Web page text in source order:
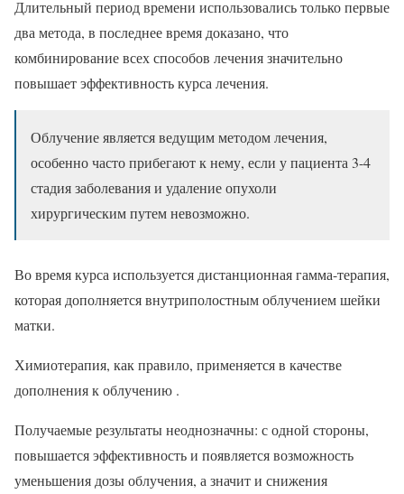
Длительный период времени использовались только первые
два метода, в последнее время доказано, что
комбинирование всех способов лечения значительно
повышает эффективность курса лечения.
Облучение является ведущим методом лечения,
особенно часто прибегают к нему, если у пациента 3-4
стадия заболевания и удаление опухоли
хирургическим путем невозможно.
Во время курса используется дистанционная гамма-терапия,
которая дополняется внутриполостным облучением шейки
матки.
Химиотерапия, как правило, применяется в качестве
дополнения к облучению .
Получаемые результаты неоднозначны: с одной стороны,
повышается эффективность и появляется возможность
уменьшения дозы облучения, а значит и снижения